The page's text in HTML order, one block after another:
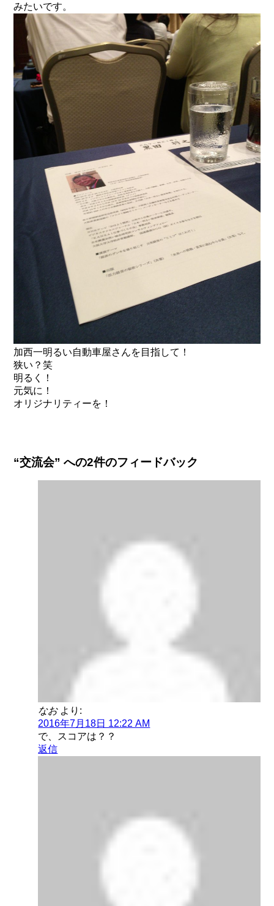
みたいです。
加西一明るい自動車屋さんを目指して！
狭い？笑
明るく！
元気に！
オリジナリティーを！
“交流会” への2件のフィードバック
なお より:
2016年7月18日 12:22 AM
で、スコアは？？
返信